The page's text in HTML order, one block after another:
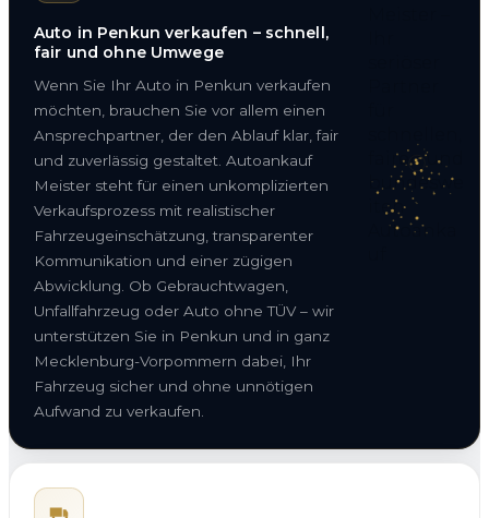
Auto in Penkun verkaufen – schnell,
fair und ohne Umwege
Wenn Sie Ihr Auto in Penkun verkaufen
möchten, brauchen Sie vor allem einen
Ansprechpartner, der den Ablauf klar, fair
und zuverlässig gestaltet. Autoankauf
Meister steht für einen unkomplizierten
Verkaufsprozess mit realistischer
Fahrzeugeinschätzung, transparenter
Kommunikation und einer zügigen
Abwicklung. Ob Gebrauchtwagen,
Unfallfahrzeug oder Auto ohne TÜV – wir
unterstützen Sie in Penkun und in ganz
Mecklenburg-Vorpommern dabei, Ihr
Fahrzeug sicher und ohne unnötigen
Aufwand zu verkaufen.